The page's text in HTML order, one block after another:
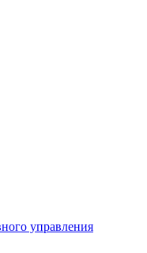
управления